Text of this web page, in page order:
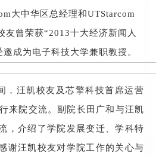
大中华区总经理和UTStarcom
友曾荣获“2013十大经济新闻人
成为电子科技大学兼职教授。
，汪凯校友及芯擎科技首席运营
来院交流。副院长田广和与汪凯
，介绍了学院 发展变迁、学科特
感谢汪凯校友对学院工作的关心与